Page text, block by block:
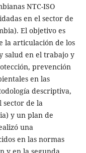
NTC-ISO
en el sector de
El objetivo es
la articulación de los
salud en el trabajo y
prevención
en las
descriptiva,
sector de la
y un plan de
una
en las normas